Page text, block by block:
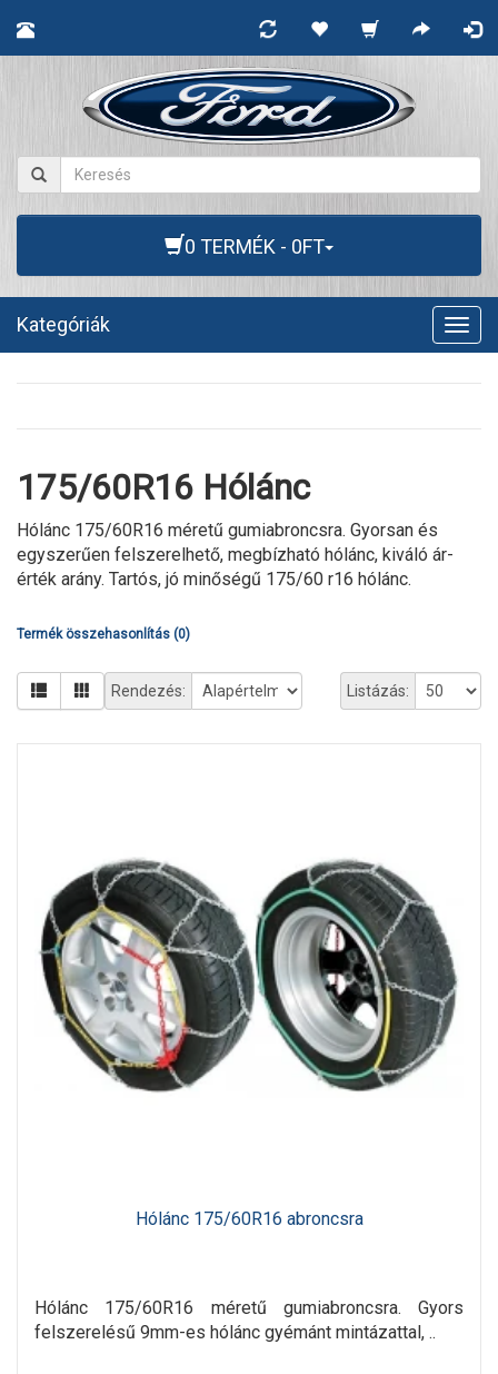
0 TERMÉK - 0FT
Kategóriák
175/60R16 Hólánc
Hólánc 175/60R16 méretű gumiabroncsra. Gyorsan és
egyszerűen felszerelhető, megbízható hólánc, kiváló ár-
érték arány. Tartós, jó minőségű 175/60 r16 hólánc.
Termék összehasonlítás (0)
Listázás:
Rendezés:
Hólánc 175/60R16 abroncsra
Hólánc 175/60R16 méretű gumiabroncsra. Gyors
felszerelésű 9mm-es hólánc gyémánt mintázattal, ..